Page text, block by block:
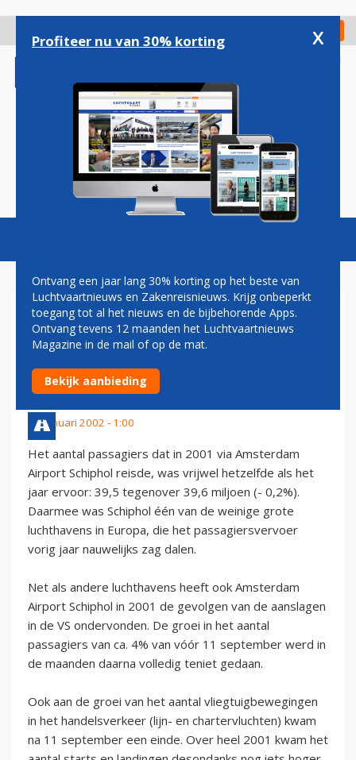
gaan
Check in
Magazine Podcasts Vacatures
AANTAL PASSAGIERS
SCHIPHOL IN 2001 VRIJWEL
HETZELFDE
11 januari 2002 - 1:00
Het aantal passagiers dat in 2001 via Amsterdam
Airport Schiphol reisde, was vrijwel hetzelfde als het
jaar ervoor: 39,5 tegenover 39,6 miljoen (- 0,2%).
Daarmee was Schiphol één van de weinige grote
luchthavens in Europa, die het passagiersvervoer
vorig jaar nauwelijks zag dalen.
Net als andere luchthavens heeft ook Amsterdam
Airport Schiphol in 2001 de gevolgen van de aanslagen
in de VS ondervonden. De groei in het aantal
passagiers van ca. 4% van vóór 11 september werd in
de maanden daarna volledig teniet gedaan.
Ook aan de groei van het aantal vliegtuigbewegingen
in het handelsverkeer (lijn- en chartervluchten) kwam
na 11 september een einde. Over heel 2001 kwam het
Profiteer nu van 30% korting x
Ontvang een jaar lang 30% korting op het beste van
Luchtvaartnieuws en Zakenreisnieuws. Krijg onbeperkt
toegang tot al het nieuws en de bijbehorende Apps.
Ontvang tevens 12 maanden het Luchtvaartnieuws
Magazine in de mail of op de mat.
Bekijk aanbieding